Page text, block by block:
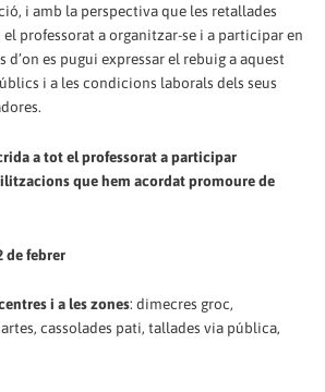
i amb la perspectiva que les retallades
professorat a organitzar-se i a participar en
d’on es pugui expressar el rebuig a aquest
i a les condicions laborals dels seus
a tot el professorat a participar
que hem acordat promoure de
de febrer
i a les zones: dimecres groc,
cassolades pati, tallades via pública,